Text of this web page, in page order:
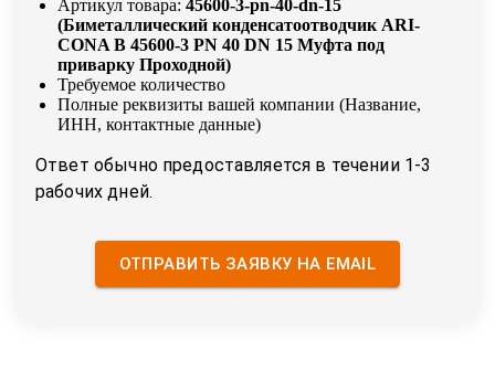
Артикул товара: 45600-3-pn-40-dn-15
(Биметаллический конденсатоотводчик ARI-
CONA B 45600-3 PN 40 DN 15 Муфта под
приварку Проходной)
Требуемое количество
Полные реквизиты вашей компании (Название,
ИНН, контактные данные)
Ответ обычно предоставляется в течении 1-3
рабочих дней.
ОТПРАВИТЬ ЗАЯВКУ НА EMAIL